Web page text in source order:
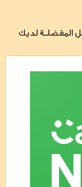
المفضلـة لديك